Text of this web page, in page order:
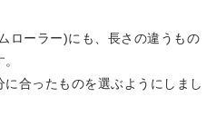
ローラー)にも、長さの違うもの
合ったものを選ぶようにしまし